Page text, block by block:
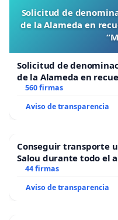
Solicitud de
de la Alameda en
Solicitud de
de la Alameda en
“Mazinger”
560 firmas
Aviso de transparencia
Conseguir transporte
Salou durante todo el
44 firmas
Aviso de transparencia